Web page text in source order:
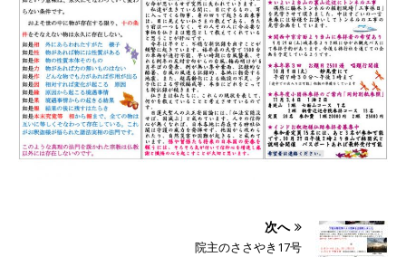
次へ
院主のささやき17号